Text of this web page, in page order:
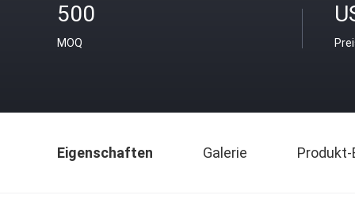
500
MOQ
Eigenschaften Galerie